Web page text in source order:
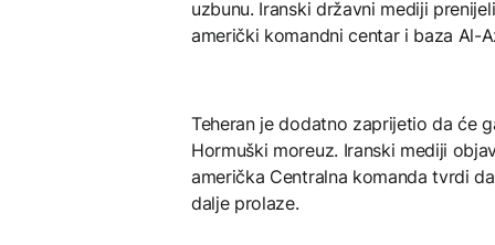
uzbunu. Iranski državni mediji
američki komandni centar i baza Al-
Teheran je dodatno zaprijetio da će
Hormuški moreuz. Iranski mediji
američka Centralna komanda tvrdi
dalje prolaze.